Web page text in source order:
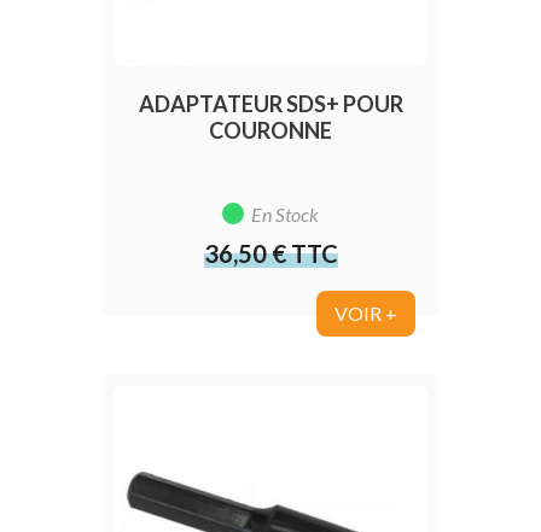
ADAPTATEUR SDS+ POUR
COURONNE
En Stock
Prix
36,50 € TTC
VOIR +